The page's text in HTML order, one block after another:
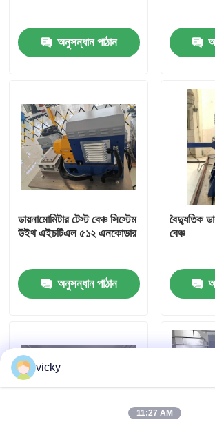
আমাদের সম্বন্ধে
কারখানা ভ্রমণ
যোগাযোগ করুন
টর্ক ডায়নামিটার
অনুসন্ধান পাঠান
ডায়নামোমিটার টেস্ট বেঞ্চ সিস্টেম
উইথ এইচটিএল ৫১২ এনকোডার
অনুসন্ধান পাঠান
বৈদ্যুতিক
বেঞ্চ
vicky
11:27 AM